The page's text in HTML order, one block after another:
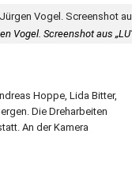
Vogel. Screenshot aus
Hoppe, Lida Bitter,
Die Dreharbeiten
An der Kamera